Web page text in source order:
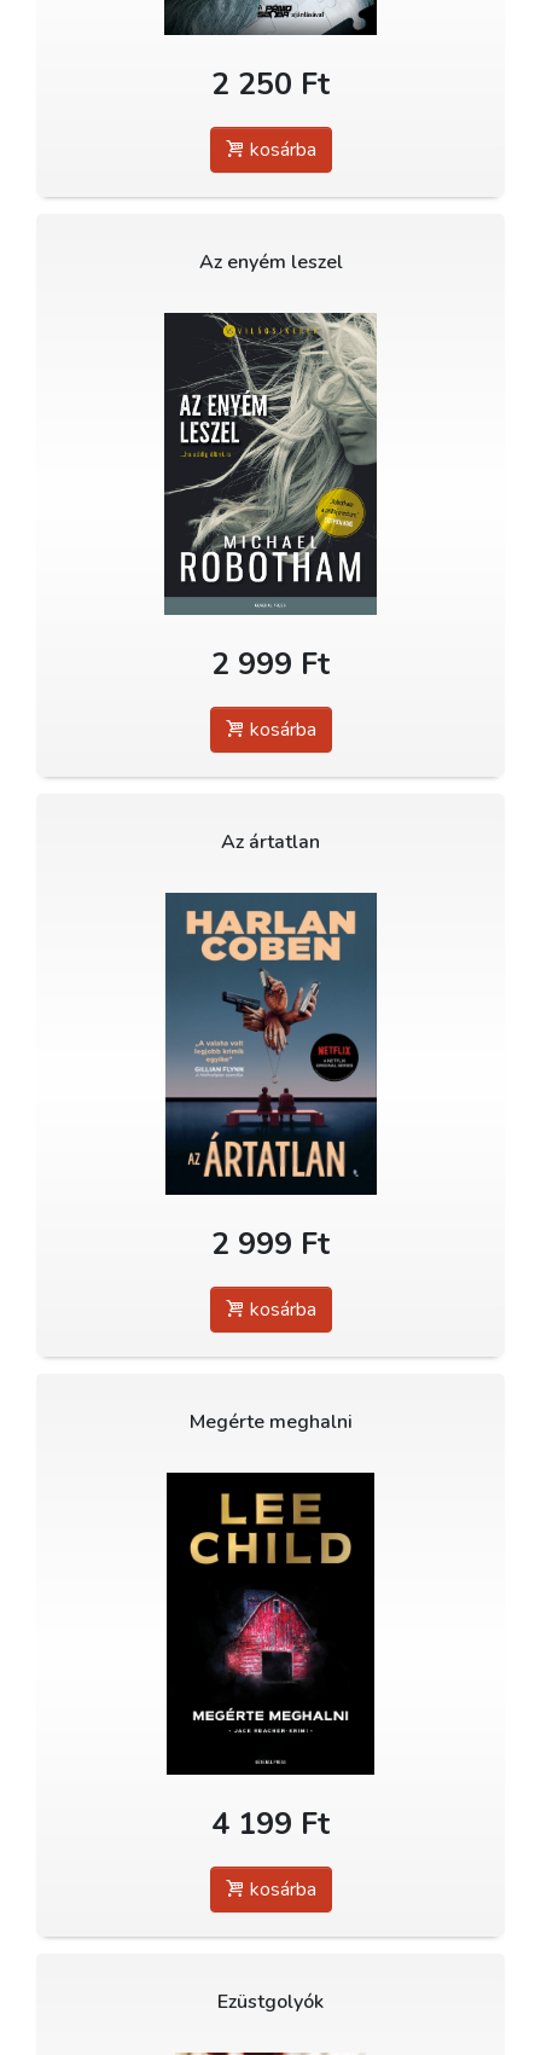
2 250 Ft
kosárba
Az enyém leszel
2 999 Ft
kosárba
Az ártatlan
2 999 Ft
kosárba
Megérte meghalni
4 199 Ft
kosárba
Ezüstgolyók